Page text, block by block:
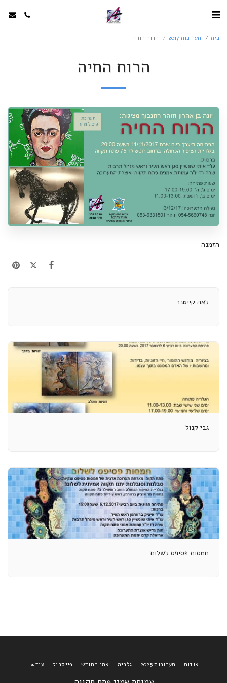
בית תערוכות 2017 הרוח החיה
הרוח החיה
הזמנה
לאה קייטנר
גבי קנול
חמסות פסיפס לשלום
אודות תערוכות 2025 גלריה אמן החודש פייסבוק עוד